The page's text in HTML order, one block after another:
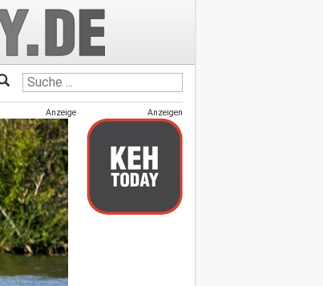
Anzeige Anzeigen